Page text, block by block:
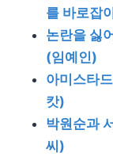
를 바로잡
논란을 싫
(임예인)
아미스타
캇)
박원순과
씨)